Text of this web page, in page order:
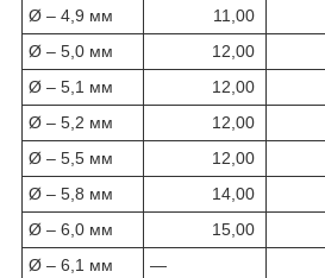
Ø – 4,9 мм 11,00
Ø – 5,0 мм
12,00
Ø – 5,1 мм
12,00
Ø – 5,2 мм
12,00
Ø – 5,5 мм
12,00
Ø – 5,8 мм
14,00
Ø – 6,0 мм
15,00
Ø – 6,1 мм
—